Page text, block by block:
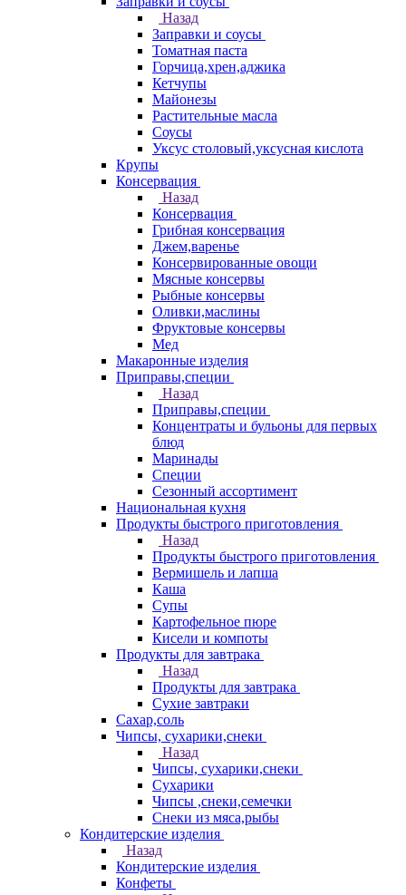
Назад
Заправки и соусы
Томатная паста
Горчица,хрен,аджика
Кетчупы
Майонезы
Растительные масла
Соусы
Уксус столовый,уксусная кислота
Крупы
Консервация
Назад
Консервация
Грибная консервация
Джем,варенье
Консервированные овощи
Мясные консервы
Рыбные консервы
Оливки,маслины
Фруктовые консервы
Мед
Макаронные изделия
Приправы,специи
Назад
Приправы,специи
Концентраты и бульоны для первых
блюд
Маринады
Специи
Сезонный ассортимент
Национальная кухня
Продукты быстрого приготовления
Назад
Продукты быстрого приготовления
Вермишель и лапша
Каша
Супы
Картофельное пюре
Кисели и компоты
Продукты для завтрака
Назад
Продукты для завтрака
Сухие завтраки
Сахар,соль
Чипсы, сухарики,снеки
Назад
Чипсы, сухарики,снеки
Сухарики
Чипсы ,снеки,семечки
Снеки из мяса,рыбы
Кондитерские изделия
Назад
Кондитерские изделия
Конфеты